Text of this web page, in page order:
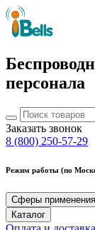
персонала
Заказать звонок
8 (800) 250-57-29
Режим работы (по
Сферы применения
Каталог